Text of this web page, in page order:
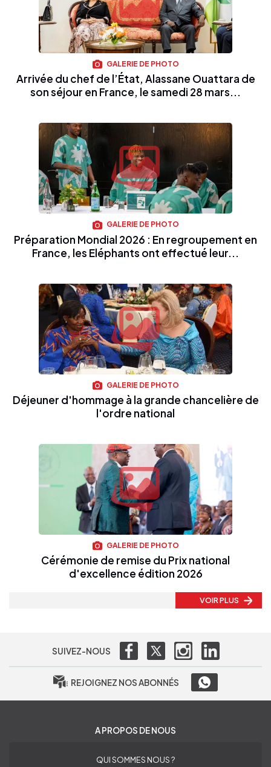
GALERIE DE PHOTO
Arrivée du chef de l’État, Alassane Ouattara de
son séjour en France, le samedi 28 mars...
GALERIE DE PHOTO
Préparation Mondial 2026 : En regroupement en
France, les Eléphants ont effectué leur...
GALERIE DE PHOTO
Déjeuner d'hommage à la grande chancelière de
l'ordre national
GALERIE DE PHOTO
Cérémonie de remise du Prix national
d'excellence édition 2026
VOIR PLUS
SUIVEZ-NOUS
REJOIGNEZ NOS ABONNÉS
A PROPOS DE NOUS
QUI SOMMES NOUS ?